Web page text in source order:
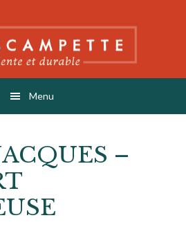
Menu
–